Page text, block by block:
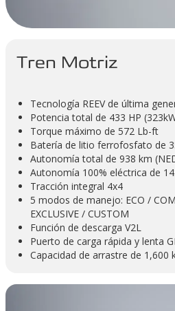
Tren Motriz
Tecnología REEV de última
Potencia total de 433 HP
Torque máximo de 572 Lb-ft
Batería de litio ferrofosfato de
Autonomía total de 938 km
Autonomía 100% eléctrica de
Tracción integral 4x4
5 modos de manejo: ECO /
EXCLUSIVE / CUSTOM
Función de descarga V2L
Puerto de carga rápida y lenta
Capacidad de arrastre de 1,600